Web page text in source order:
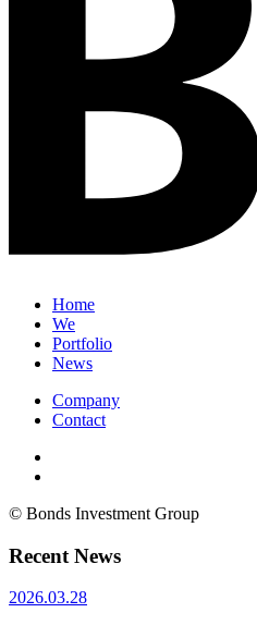
Home
We
Portfolio
News
Company
Contact
© Bonds Investment Group
Recent News
2026.03.28